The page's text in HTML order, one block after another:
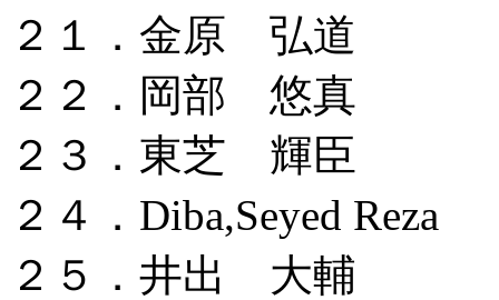
２１．金原 弘道
２２．岡部 悠真
２３．東芝 輝臣
２４．Diba,Seyed Reza
２５．井出 大輔